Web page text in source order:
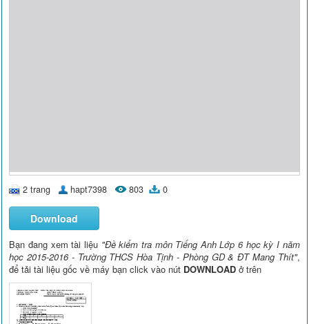
2 trang hapt7398 803 0
Download
Bạn đang xem tài liệu "Đề kiểm tra môn Tiếng Anh Lớp 6 học kỳ I năm
học 2015-2016 - Trường THCS Hòa Tịnh - Phòng GD & ĐT Mang Thít",
để tải tài liệu gốc về máy bạn click vào nút DOWNLOAD ở trên